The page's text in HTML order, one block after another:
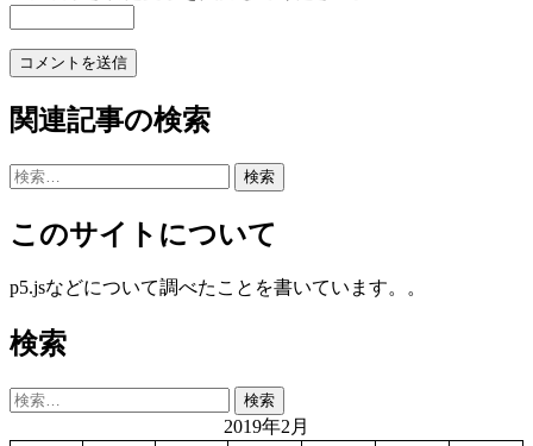
関連記事の検索
検
このサイトについて
p5.jsなどについて調べたことを書いています。。
検索
検
2019年2月